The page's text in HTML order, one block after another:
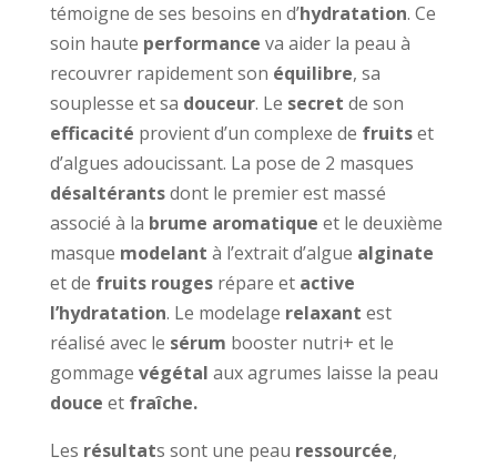
témoigne de ses besoins en d’hydratation. Ce
soin haute performance va aider la peau à
recouvrer rapidement son équilibre, sa
souplesse et sa douceur. Le secret de son
efficacité provient d’un complexe de fruitset
d’algues adoucissant. La pose de 2 masques
désaltérantsdont le premier est massé
associé à la brume aromatique et le deuxième
masque modelant à l’extrait d’algue alginate
et de fruits rougesrépare et active
l’hydratation. Le modelage relaxant est
réalisé avec le sérum booster nutri+ et le
gommage végétal aux agrumes laisse la peau
douce et fraîche.
Les résultats sont une peau ressourcée,